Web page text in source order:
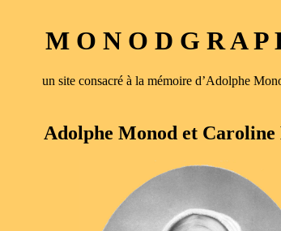
M O N O D G R A P
un site consacré à la mémoire d’Adolphe
Adolphe Monod et Caroline